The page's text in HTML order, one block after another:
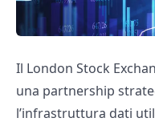
Il London Stock
una partnership
l’infrastruttura dati